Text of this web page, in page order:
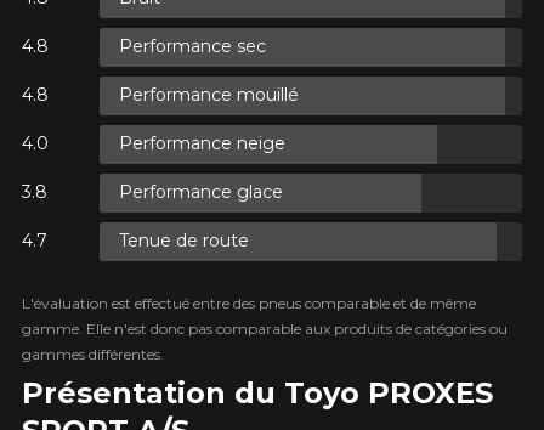
Présentation du Toyo PROXES
Performance sec
Performance mouillé
Performance neige
Performance glace
Tenue de route
L'évaluation est effectué entre des pneus comparable et de même
gamme. Elle n'est donc pas comparable aux produits de catégories ou
gammes différentes.